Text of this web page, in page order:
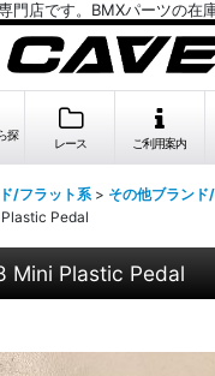
門店です。BMXパーツの
探
レース ご利用案内
/フラット系 > その他ブラン
Pedal
Mini Plastic Pedal